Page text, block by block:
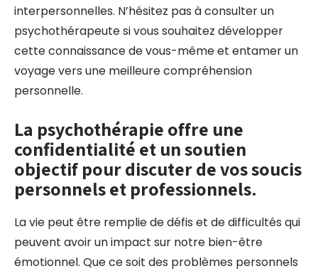
interpersonnelles. N’hésitez pas à consulter un
psychothérapeute si vous souhaitez développer
cette connaissance de vous-même et entamer un
voyage vers une meilleure compréhension
personnelle.
La psychothérapie offre une
confidentialité et un soutien
objectif pour discuter de vos soucis
personnels et professionnels.
La vie peut être remplie de défis et de difficultés qui
peuvent avoir un impact sur notre bien-être
émotionnel. Que ce soit des problèmes personnels